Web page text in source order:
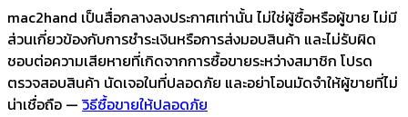
mac2hand เป็นสื่อกลางลงประกาศเท่านั้น ไม่ใช่ผู้ซื้อหรือผู้ขาย ไม่มี
ส่วนเกี่ยวข้องกับการชำระเงินหรือการส่งมอบสินค้า และไม่รับผิด
ชอบต่อความเสียหายที่เกิดจากการซื้อขายระหว่างสมาชิก โปรด
ตรวจสอบสินค้า นัดเจอในที่ปลอดภัย และอย่าโอนมัดจำให้ผู้ขายที่ไม่
น่าเชื่อถือ — วิธีซื้อขายให้ปลอดภัย